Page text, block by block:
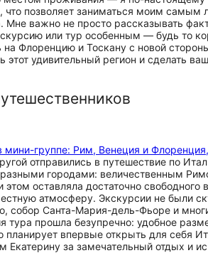
что позволяет заниматься моим
Мне важно не просто рассказывать
или тур особенным — будь то
на Флоренцию и Тоскану с новой
этот удивительный регион и сделать
мини-группе: Рим, Венеция и
отправились в путешествие по
городами: величественным
оставляла достаточно
атмосферу. Экскурсии не были
собор Санта-Мария-дель-Фьоре и
тура прошла безупречно: удобное
планирует впервые открыть для себя
Екатерину за замечательный отдых и